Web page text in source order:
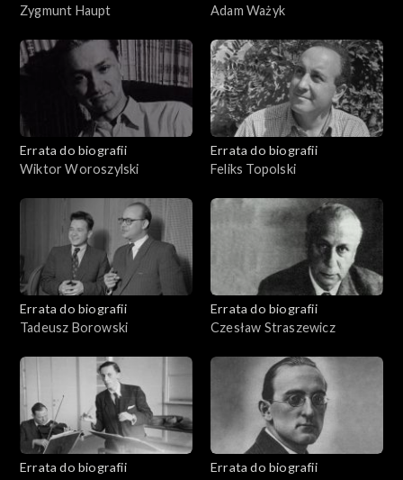
Zygmunt Haupt
Adam Ważyk
Errata do biografii
Wiktor Woroszylski
Errata do biografii
Feliks Topolski
Errata do biografii
Tadeusz Borowski
Errata do biografii
Czesław Straszewicz
Errata do biografii
Errata do biografii